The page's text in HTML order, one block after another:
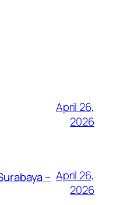
April 26,
2026
– April 26,
2026